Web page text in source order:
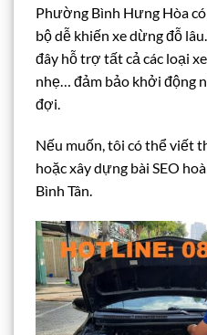
Phường Bình Hưng Hòa
bộ dễ khiến xe dừng đỗ
đây hỗ trợ tất cả các loại
nhẹ… đảm bảo khởi động
đợi.
Nếu muốn, tôi có thể viết
hoặc xây dựng bài SEO
Bình Tân.